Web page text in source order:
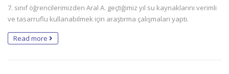
7. sınıf öğrencilerimizden Aral A. geçtiğimiz yıl su kaynaklarını verimli
ve tasarruflu kullanabilmek için araştırma çalışmaları yaptı.
Read more